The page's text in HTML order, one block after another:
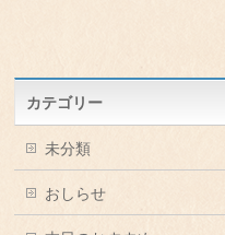
カテゴリー
未分類
おしらせ